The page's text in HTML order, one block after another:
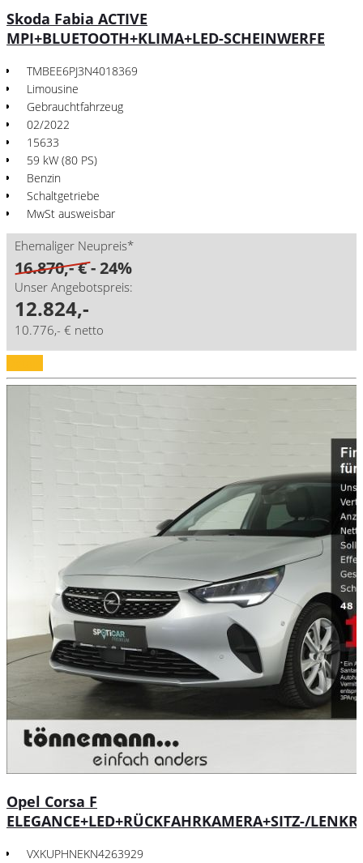
Skoda Fabia ACTIVE
MPI+BLUETOOTH+KLIMA+LED-SCHEINWERFE
TMBEE6PJ3N4018369
Limousine
Gebrauchtfahrzeug
02/2022
15633
59 kW (80 PS)
Benzin
Schaltgetriebe
MwSt ausweisbar
Ehemaliger Neupreis*
16.870,- €- 24%
Unser Angebotspreis:
12.824,-
10.776,- € netto
Opel Corsa F
ELEGANCE+LED+RÜCKFAHRKAMERA+SITZ-/
VXKUPHNEKN4263929